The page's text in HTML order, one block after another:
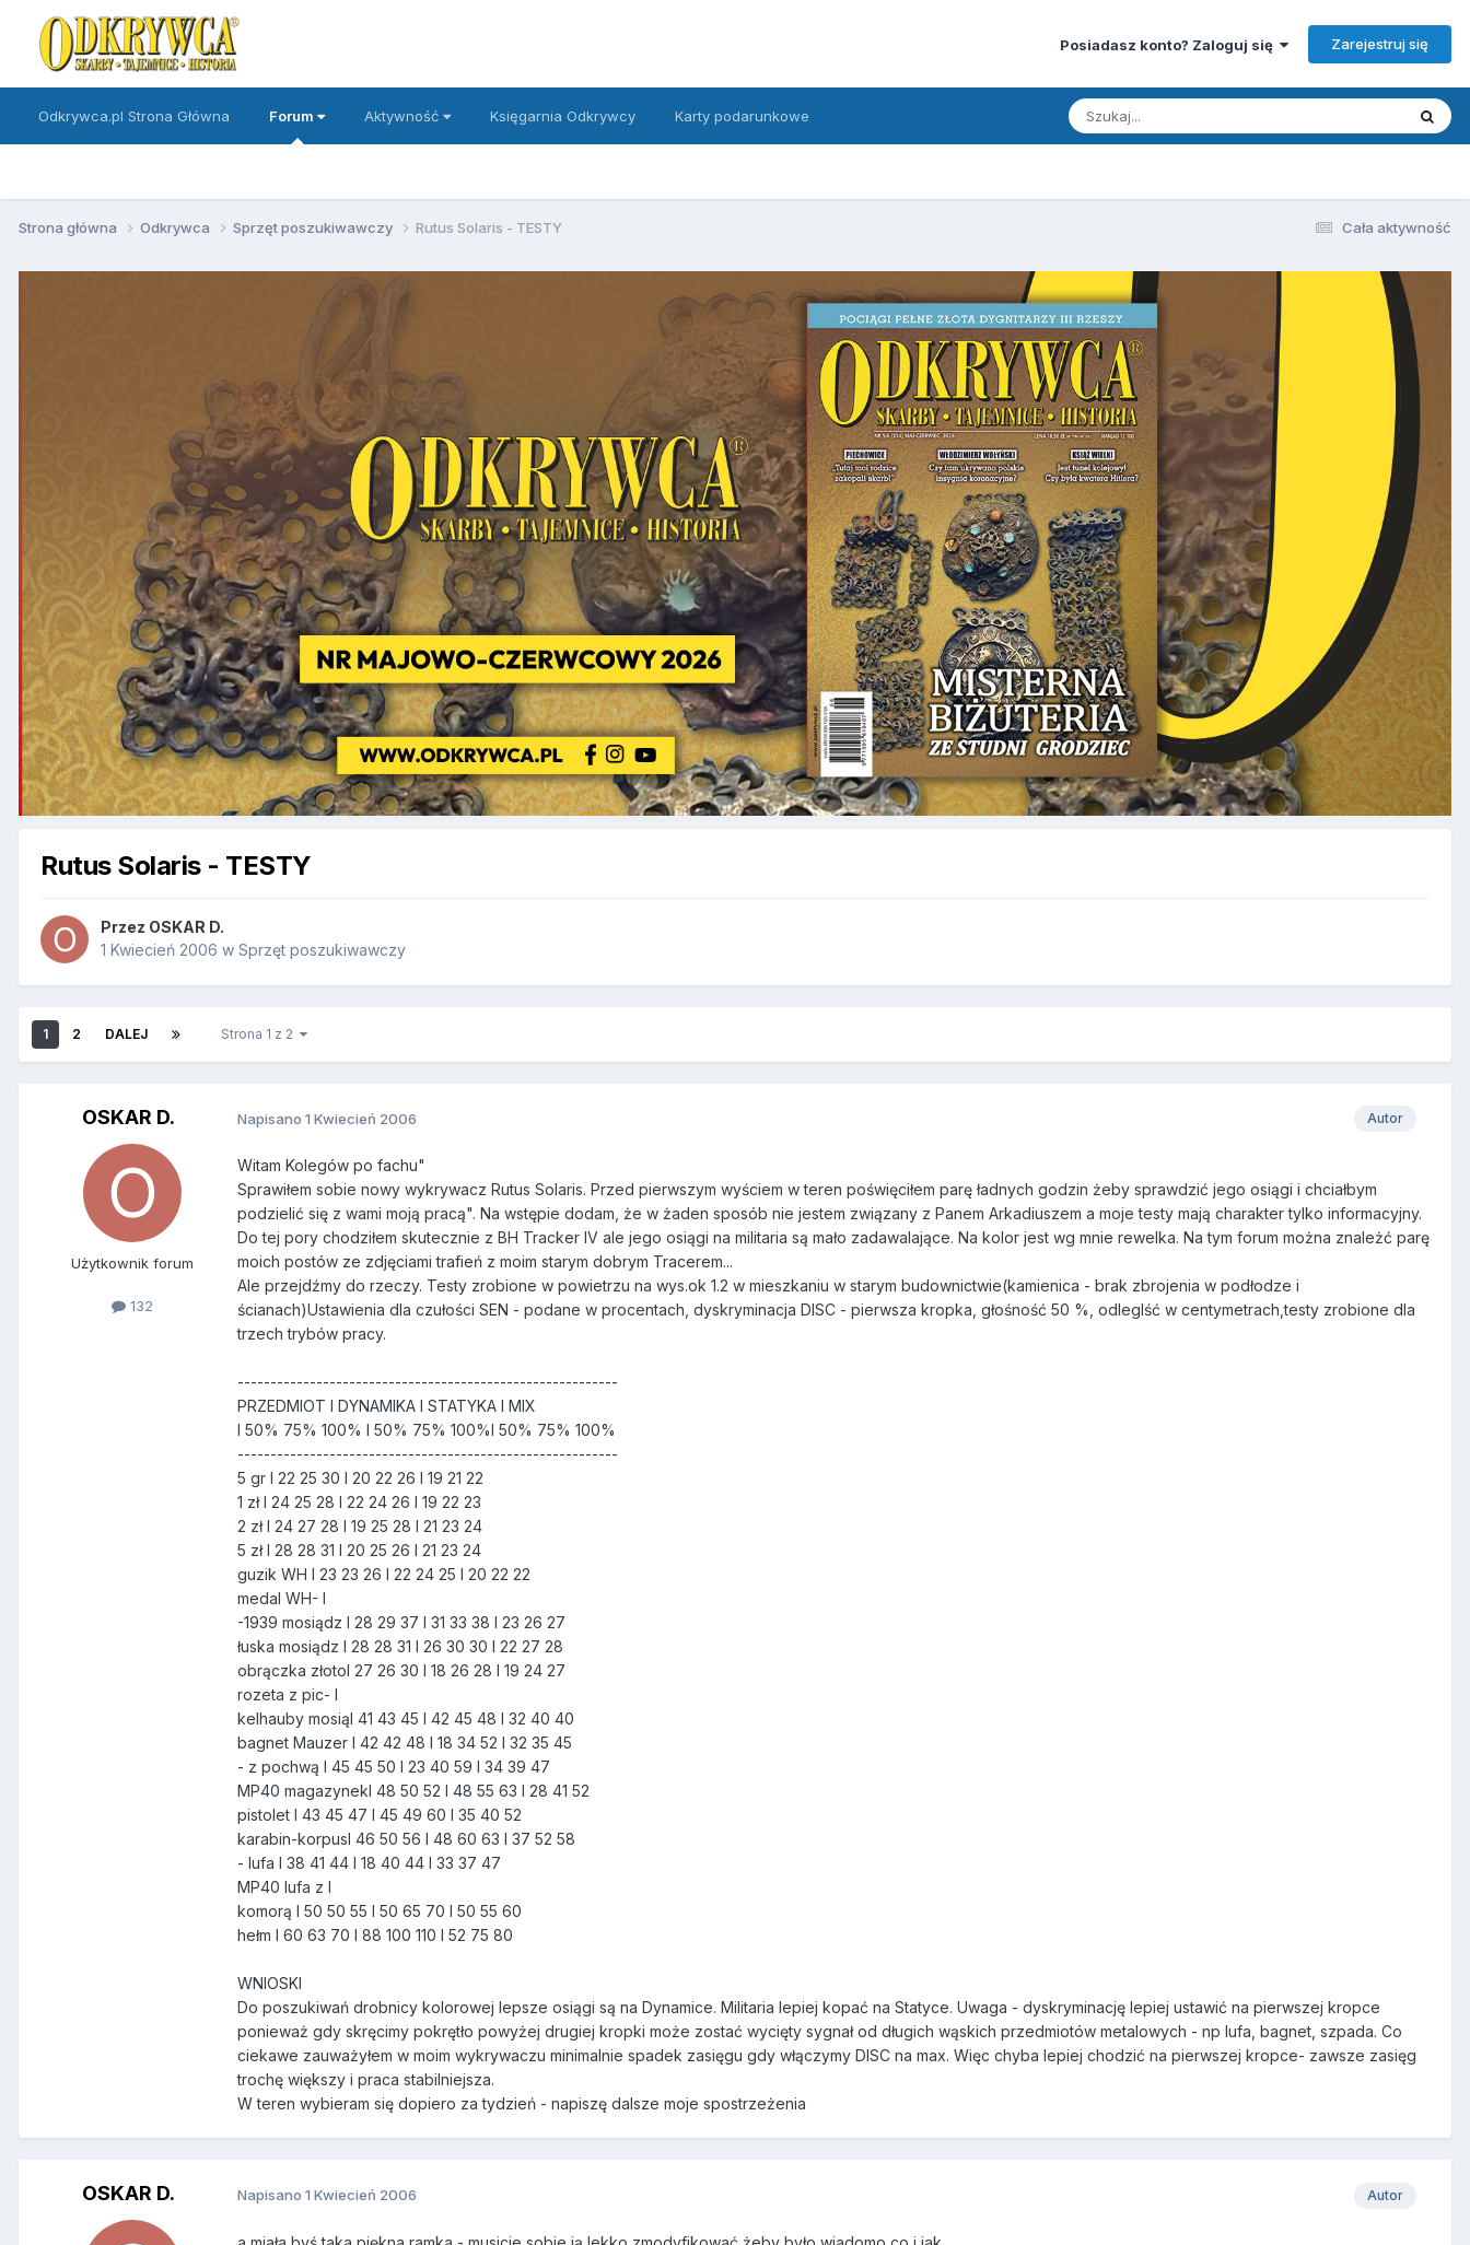
Posiadasz konto? Zaloguj się Zarejestruj się
Odkrywca.pl Strona Główna Forum Aktywność Księgarnia Odkrywcy Karty podarunkowe
Cała aktywność
Strona główna Odkrywca Sprzęt poszukiwawczy Rutus Solaris - TESTY
Rutus Solaris - TESTY
Przez OSKAR D.
1 Kwiecień 2006 w Sprzęt poszukiwawczy
1 2 DALEJ Strona 1 z 2
OSKAR D.
Użytkownik forum
132
Autor
Napisano 1 Kwiecień 2006
Witam Kolegów po fachu"
Sprawiłem sobie nowy wykrywacz Rutus Solaris. Przed pierwszym wyściem w teren poświęciłem parę ładnych godzin żeby sprawdzić jego osiągi i chciałbym
podzielić się z wami moją pracą". Na wstępie dodam, że w żaden sposób nie jestem związany z Panem Arkadiuszem a moje testy mają charakter tylko informacyjny.
Do tej pory chodziłem skutecznie z BH Tracker IV ale jego osiągi na militaria są mało zadawalające. Na kolor jest wg mnie rewelka. Na tym forum można znależć parę
moich postów ze zdjęciami trafień z moim starym dobrym Tracerem...
Ale przejdźmy do rzeczy. Testy zrobione w powietrzu na wys.ok 1.2 w mieszkaniu w starym budownictwie(kamienica - brak zbrojenia w podłodze i
ścianach)Ustawienia dla czułości SEN - podane w procentach, dyskryminacja DISC - pierwsza kropka, głośność 50 %, odleglść w centymetrach,testy zrobione dla
trzech trybów pracy.
----------------------------------------------------------
PRZEDMIOT I DYNAMIKA I STATYKA I MIX
I 50% 75% 100% I 50% 75% 100%I 50% 75% 100%
----------------------------------------------------------
5 gr I 22 25 30 I 20 22 26 I 19 21 22
1 zł I 24 25 28 I 22 24 26 I 19 22 23
2 zł I 24 27 28 I 19 25 28 I 21 23 24
5 zł I 28 28 31 I 20 25 26 I 21 23 24
guzik WH I 23 23 26 I 22 24 25 I 20 22 22
medal WH- I
-1939 mosiądz I 28 29 37 I 31 33 38 I 23 26 27
łuska mosiądz I 28 28 31 I 26 30 30 I 22 27 28
obrączka złotoI 27 26 30 I 18 26 28 I 19 24 27
rozeta z pic- I
kelhauby mosiąI 41 43 45 I 42 45 48 I 32 40 40
bagnet Mauzer I 42 42 48 I 18 34 52 I 32 35 45
- z pochwą I 45 45 50 I 23 40 59 I 34 39 47
MP40 magazynekI 48 50 52 I 48 55 63 I 28 41 52
pistolet I 43 45 47 I 45 49 60 I 35 40 52
karabin-korpusI 46 50 56 I 48 60 63 I 37 52 58
- lufa I 38 41 44 I 18 40 44 I 33 37 47
MP40 lufa z I
komorą I 50 50 55 I 50 65 70 I 50 55 60
hełm I 60 63 70 I 88 100 110 I 52 75 80
WNIOSKI
Do poszukiwań drobnicy kolorowej lepsze osiągi są na Dynamice. Militaria lepiej kopać na Statyce. Uwaga - dyskryminację lepiej ustawić na pierwszej kropce
ponieważ gdy skręcimy pokrętło powyżej drugiej kropki może zostać wycięty sygnał od długich wąskich przedmiotów metalowych - np lufa, bagnet, szpada. Co
ciekawe zauważyłem w moim wykrywaczu minimalnie spadek zasięgu gdy włączymy DISC na max. Więc chyba lepiej chodzić na pierwszej kropce- zawsze zasięg
trochę większy i praca stabilniejsza.
W teren wybieram się dopiero za tydzień - napiszę dalsze moje spostrzeżenia
OSKAR D. Autor
Napisano 1 Kwiecień 2006